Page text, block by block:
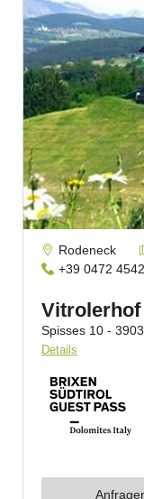
Ferienregion.
Anrede
Familie
Vorname
Anfragen